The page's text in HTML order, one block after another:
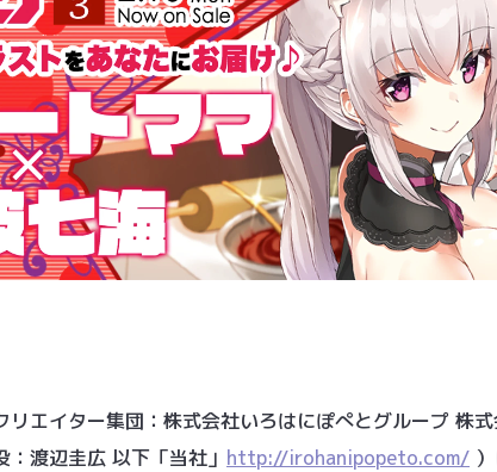
リエイター集団：株式会社いろはにぽぺとグループ 株
渡辺圭広 以下「当社」 http://irohanipopeto.com/